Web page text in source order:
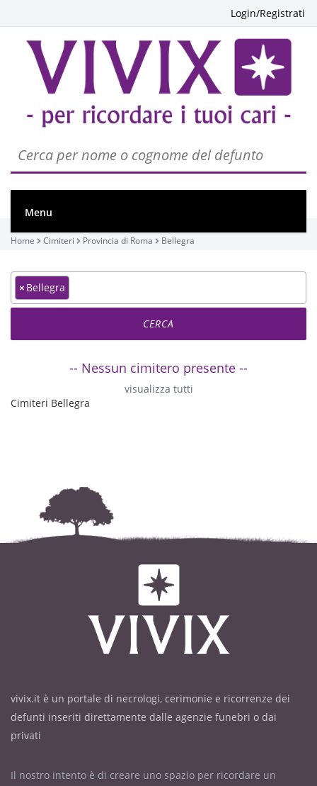
Login/Registrati
Menu
Home Cimiteri Provincia di Roma Bellegra
× Bellegra
-- Nessun cimitero presente --
visualizza tutti
Cimiteri Bellegra
vivix.it è un portale di necrologi, cerimonie e ricorrenze dei
defunti inseriti direttamente dalle agenzie funebri o dai
privati
Il nostro intento è di creare uno spazio per ricordare un